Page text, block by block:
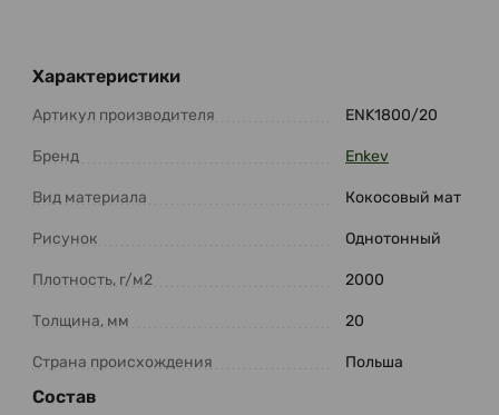
Характеристики
Артикул производителя ENK1800/20
Бренд Enkev
Вид материала Кокосовый мат
Рисунок Однотонный
Плотность, г/м2 2000
Толщина, мм 20
Страна происхождения Польша
Состав